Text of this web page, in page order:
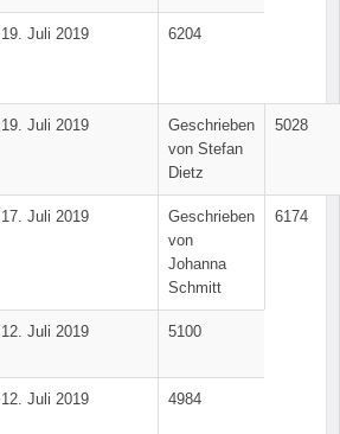
19. Juli 2019 6204
19. Juli 2019
Geschrieben
von Stefan
Dietz
5028
17. Juli 2019
Geschrieben
von
Johanna
Schmitt
6174
12. Juli 2019 5100
12. Juli 2019 4984